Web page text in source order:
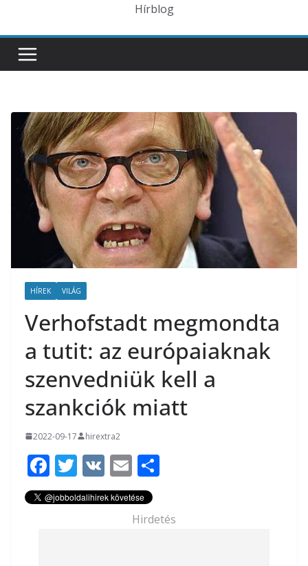
Hírblog
HÍREK VILÁG
Verhofstadt megmondta
a tutit: az európaiaknak
szenvedniük kell a
szankciók miatt
2022-09-17 hirextra2
F
ac
e
T
w
itt
V
K
E
m
ai
l
za
m
Hirdetés